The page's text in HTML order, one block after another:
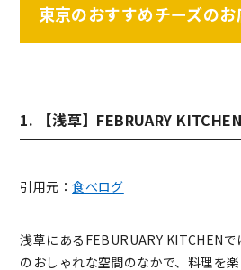
東京のおすすめチーズの
1. 【浅草】FEBRUARY KITCHEN
引用元：食べログ
浅草にあるFEBURUARY KITCHEN
のおしゃれな空間のなかで、料理を楽